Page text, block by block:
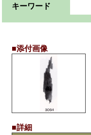
キーワード
■添付画像
■詳細